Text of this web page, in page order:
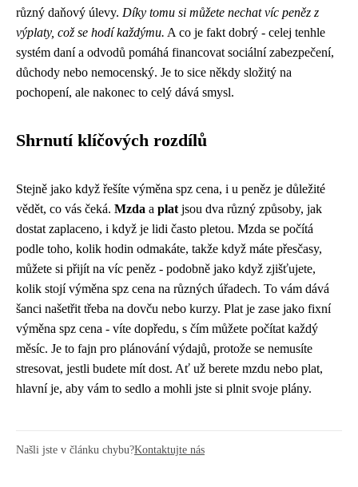
různý daňový úlevy. Díky tomu si můžete nechat víc peněz z
výplaty, což se hodí každýmu. A co je fakt dobrý - celej tenhle
systém daní a odvodů pomáhá financovat sociální zabezpečení,
důchody nebo nemocenský. Je to sice někdy složitý na
pochopení, ale nakonec to celý dává smysl.
Shrnutí klíčových rozdílů
Stejně jako když řešíte výměna spz cena, i u peněz je důležité
vědět, co vás čeká. Mzda a plat jsou dva různý způsoby, jak
dostat zaplaceno, i když je lidi často pletou. Mzda se počítá
podle toho, kolik hodin odmakáte, takže když máte přesčasy,
můžete si přijít na víc peněz - podobně jako když zjišťujete,
kolik stojí výměna spz cena na různých úřadech. To vám dává
šanci našetřit třeba na dovču nebo kurzy. Plat je zase jako fixní
výměna spz cena - víte dopředu, s čím můžete počítat každý
měsíc. Je to fajn pro plánování výdajů, protože se nemusíte
stresovat, jestli budete mít dost. Ať už berete mzdu nebo plat,
hlavní je, aby vám to sedlo a mohli jste si plnit svoje plány.
Našli jste v článku chybu?Kontaktujte nás